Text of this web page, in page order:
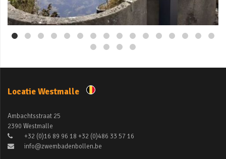
Mei 3
Locatie Westmalle
Ambachtsstraat 25
2390 Westmalle
+32 (0)16 89 96 18 +32 (0)486 33 57 16
info@zwembadenbollen.be